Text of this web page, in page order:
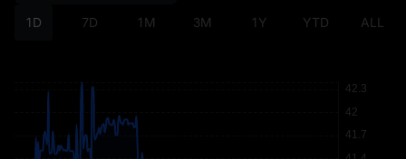
1D 7D 1M 3M 1Y YTD ALL